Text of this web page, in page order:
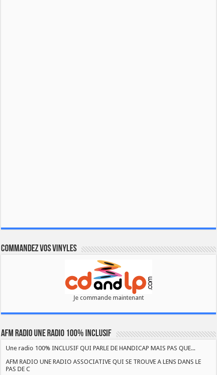
Commandez vos vinyles
Je commande maintenant
AFM RADIO UNE RADIO 100% INCLUSIF
Une radio 100% INCLUSIF QUI PARLE DE HANDICAP MAIS PAS QUE...
AFM RADIO UNE RADIO ASSOCIATIVE QUI SE TROUVE A LENS DANS LE
PAS DE C